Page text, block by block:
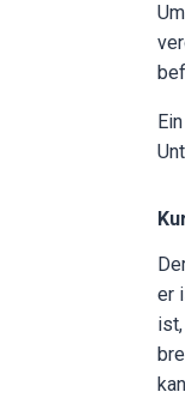
er